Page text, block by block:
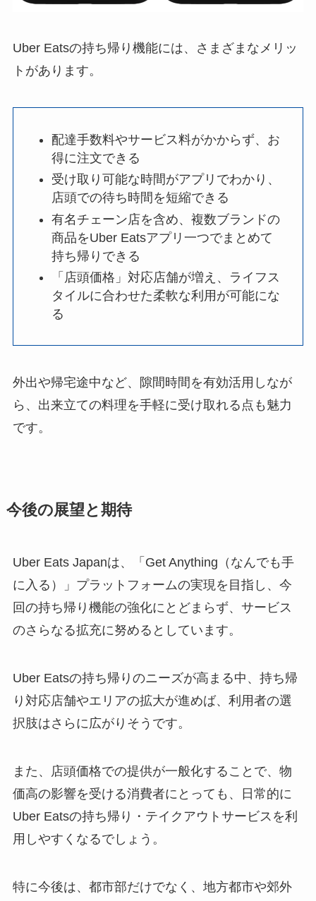
Uber Eatsの持ち帰り機能には、さまざまなメリッ
トがあります。
配達手数料やサービス料がかからず、お
得に注文できる
受け取り可能な時間がアプリでわかり、
店頭での待ち時間を短縮できる
有名チェーン店を含め、複数ブランドの
商品をUber Eatsアプリ一つでまとめて
持ち帰りできる
「店頭価格」対応店舗が増え、ライフス
タイルに合わせた柔軟な利用が可能にな
る
外出や帰宅途中など、隙間時間を有効活用しなが
ら、出来立ての料理を手軽に受け取れる点も魅力
です。
今後の展望と期待
Uber Eats Japanは、「Get Anything（なんでも手
に入る）」プラットフォームの実現を目指し、今
回の持ち帰り機能の強化にとどまらず、サービス
のさらなる拡充に努めるとしています。
Uber Eatsの持ち帰りのニーズが高まる中、持ち帰
り対応店舗やエリアの拡大が進めば、利用者の選
択肢はさらに広がりそうです。
また、店頭価格での提供が一般化することで、物
価高の影響を受ける消費者にとっても、日常的に
Uber Eatsの持ち帰り・テイクアウトサービスを利
用しやすくなるでしょう。
特に今後は、都市部だけでなく、地方都市や郊外